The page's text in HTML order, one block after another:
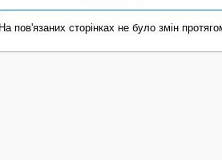
На пов'язаних сторінках не було змін